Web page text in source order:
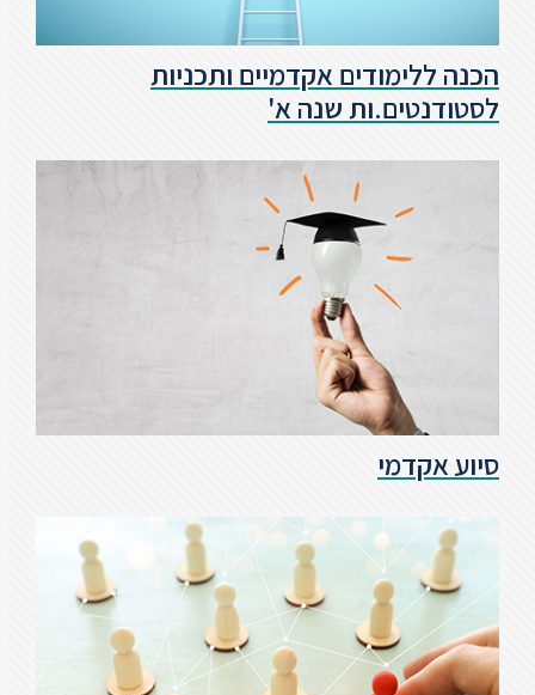
מתעניינים
סטודנטים
והוראה
היחידה
לבינלאומיות
ספריה
הכנה ללימודים אקדמיים ותכניות
לסטודנטים.ות שנה א'
סיוע אקדמי